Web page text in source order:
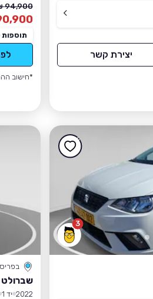
יצירת קשר
94,900 ₪
*חישוב
3
שברולט
2022 יד 1